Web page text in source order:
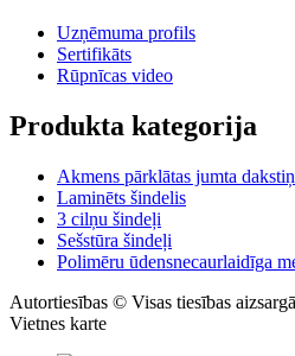
Uzņēmuma profils
Sertifikāts
Rūpnīcas video
Produkta kategorija
Akmens pārklātas jumta
Laminēts šindelis
3 cilņu šindeļi
Sešstūra šindeļi
Polimēru ūdensnecaurlaidīga
Autortiesības © Visas tiesības
Vietnes karte